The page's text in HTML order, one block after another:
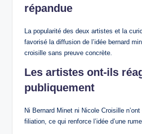
répandue
La popularité des deux artistes et la
favorisé la diffusion de l’idée bernard
croisille sans preuve concrète.
Les artistes ont-ils
publiquement
Ni Bernard Minet ni Nicole Croisille
filiation, ce qui renforce l’idée d’une